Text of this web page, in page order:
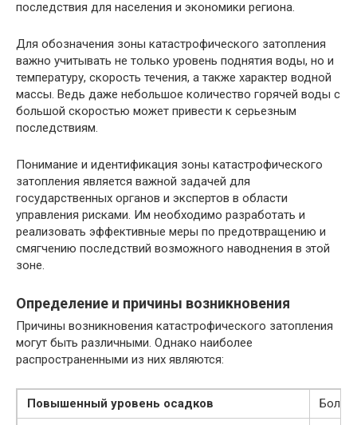
последствия для населения и экономики региона.
Для обозначения зоны катастрофического затопления
важно учитывать не только уровень поднятия воды, но и
температуру, скорость течения, а также характер водной
массы. Ведь даже небольшое количество горячей воды с
большой скоростью может привести к серьезным
последствиям.
Понимание и идентификация зоны катастрофического
затопления является важной задачей для
государственных органов и экспертов в области
управления рисками. Им необходимо разработать и
реализовать эффективные меры по предотвращению и
смягчению последствий возможного наводнения в этой
зоне.
Определение и причины возникновения
Причины возникновения катастрофического затопления
могут быть различными. Однако наиболее
распространенными из них являются:
Повышенный уровень осадков